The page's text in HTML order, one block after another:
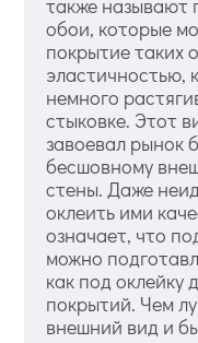
обои, которые
покрытие таких
эластичностью,
немного
стыковке. Этот
завоевал рынок
бесшовному
стены. Даже
оклеить ими
означает, что
можно
как под оклейку
покрытий. Чем
внешний вид и